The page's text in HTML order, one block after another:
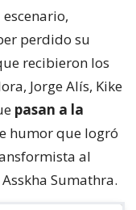
perdido su
recibieron los
Jorge Alís, Kike
pasan a la
humor que logró
al
Sumathra.